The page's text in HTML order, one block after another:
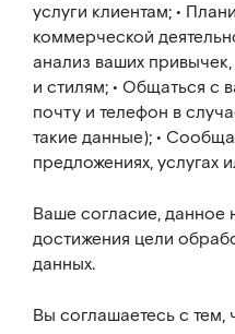
услуги клиентам; •
коммерческой
анализ ваших
и стилям; • Общаться с
почту и телефон в
такие данные); •
предложениях, услугах
Ваше согласие, данное
достижения цели
данных.
Вы соглашаетесь с